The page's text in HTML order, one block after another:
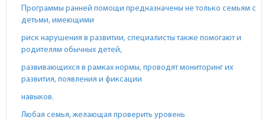
Программы ранней помощи предназначены не только семьям с
детьми, имеющими
риск нарушения в развитии, специалисты также помогают и
родителям обычных детей,
развивающихся в рамках нормы, проводят мониторинг их
развития, появления и фиксации
навыков.
Любая семья, желающая проверить уровень